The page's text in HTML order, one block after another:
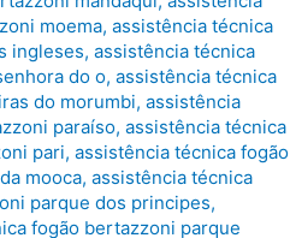
moema, assistência técnica
ingleses, assistência técnica
do o, assistência técnica
do morumbi, assistência
paraíso, assistência técnica
pari, assistência técnica fogão
mooca, assistência técnica
parque dos principes,
fogão bertazzoni parque